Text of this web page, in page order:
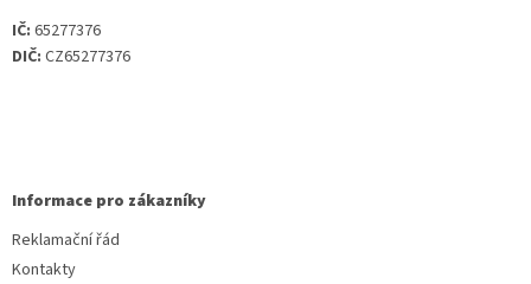
IČ: 65277376
DIČ: CZ65277376
Informace pro zákazníky
Reklamační řád
Kontakty